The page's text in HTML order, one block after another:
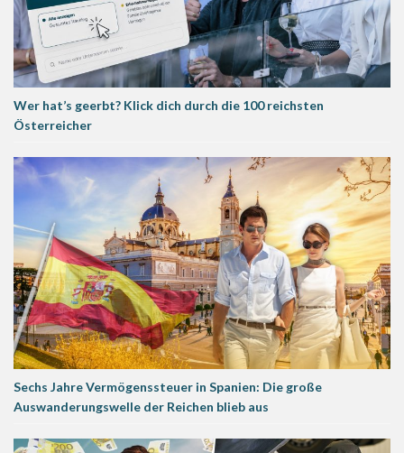
Wer hat’s geerbt? Klick dich durch die 100 reichsten
Österreicher
Sechs Jahre Vermögenssteuer in Spanien: Die große
Auswanderungswelle der Reichen blieb aus